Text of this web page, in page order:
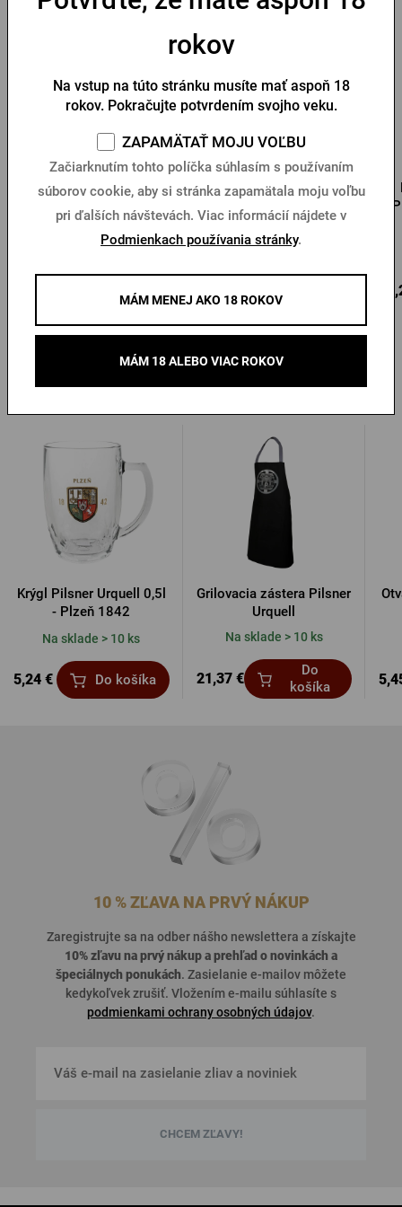
Pánske tričko Pilsner
Urquell béžová pečať
Na sklade > 10 ks
košíka
Pánske tričko PU s
logom a pečaťou čierne
Na sklade > 10 ks
Ďalšie produkty od Pilsner Urquell
Krýgl Pilsner Urquell 0,5l
- Plzeň 1842
Na sklade > 10 ks
5,24 € Do košíka
Grilovacia zástera Pilsner
Urquell
Na sklade > 10 ks
21,37 €
Do
košíka
10 % ZĽAVA NA PRVÝ NÁKUP
Zaregistrujte sa na odber nášho newslettera a získajte
10% zľavu na prvý nákup a prehľad onovinkách a
špeciálnych ponukách. Zasielanie e-mailov môžete
kedykoľvek zrušiť. Vložením e-mailu súhlasíte s
podmienkami ochrany osobných údajov.
CHCEM ZĽAVY!
rokov
Na vstup na túto stránku musíte mať aspoň 18
rokov. Pokračujte potvrdením svojho veku.
ZAPAMÄTAŤ MOJU VOĽBU
Začiarknutím tohto políčka súhlasím s používaním
súborov cookie, aby si stránka zapamätala moju voľbu
pri ďalších návštevách. Viac informácií nájdete v
Podmienkach používania stránky.
MÁM MENEJ AKO 18 ROKOV
MÁM 18 ALEBO VIAC ROKOV